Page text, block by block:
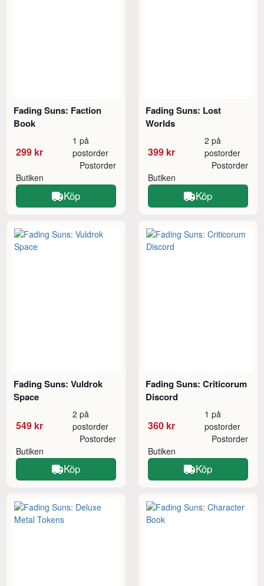
Fading Suns: Faction
Book
299 kr
1 på
postorder
Butiken
Postorder
Köp
Fading Suns: Lost
Worlds
399 kr
2 på
postorder
Butiken
Postorder
Köp
Fading Suns: Vuldrok
Space
549 kr
2 på
postorder
Butiken
Postorder
Köp
Fading Suns: Criticorum
Discord
360 kr
1 på
postorder
Butiken
Postorder
Köp